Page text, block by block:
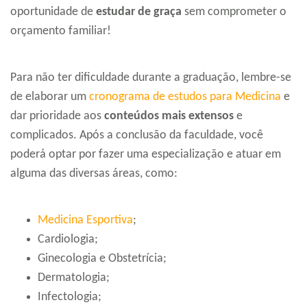
oportunidade de estudar de graça sem comprometer o
orçamento familiar!
Para não ter dificuldade durante a graduação, lembre-se
de elaborar um cronograma de estudos para Medicina e
dar prioridade aos conteúdos mais extensos e
complicados. Após a conclusão da faculdade, você
poderá optar por fazer uma especialização e atuar em
alguma das diversas áreas, como:
Medicina Esportiva;
Cardiologia;
Ginecologia e Obstetrícia;
Dermatologia;
Infectologia;